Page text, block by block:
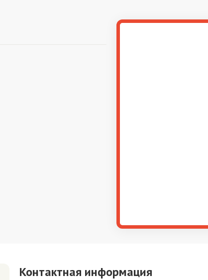
Контактная информация